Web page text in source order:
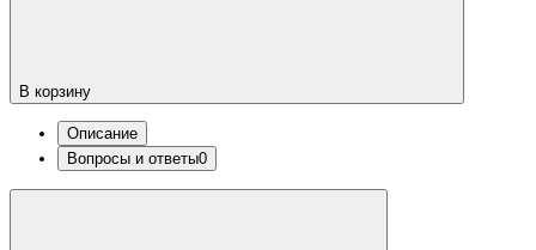
В корзину
Описание
Вопросы и ответы0